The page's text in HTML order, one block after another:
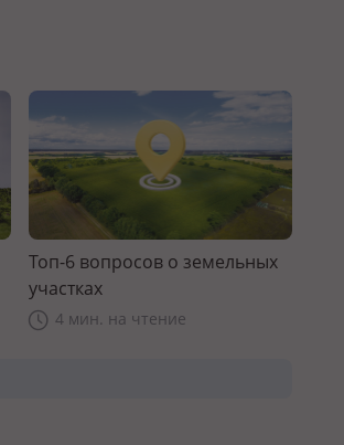
Топ-6 вопросов о земельных
участках
4 мин. на чтение